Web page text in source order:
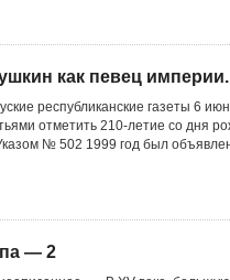
как певец империи.
республиканские газеты 6
отметить 210-летие со дня
№ 502 1999 год был
— 2